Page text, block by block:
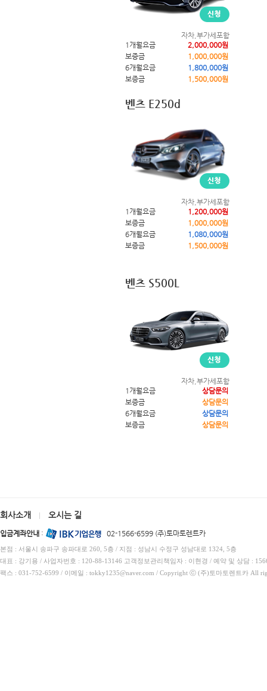
자차,부가세포함
1개월요금
2,000,000원
보증금
1,000,000원
6개월요금
1,800,000원
보증금
1,500,000원
벤츠 E250d
자차,부가세포함
1개월요금
1,200,000원
보증금
1,000,000원
6개월요금
1,080,000원
보증금
1,500,000원
벤츠 S500L
자차,부가세포함
1개월요금
상담문의
보증금
상담문의
6개월요금
상담문의
보증금
상담문의
회사소개 오시는 길
입금계좌안내 : 02-1566-6599 (주)토마토렌트카
본점 : 서울시 송파구 송파대로 260, 5층 / 지점 : 성남시 수정구 성남대로 1324, 5층
대표 : 강기용 / 사업자번호 : 120-88-13146 고객정보관리책임자 : 이현경 / 예약 및 상담 :
팩스 : 031-752-6599 / 이메일 : tokky1235@naver.com / Copyright ⓒ (주)토마토렌트카 All